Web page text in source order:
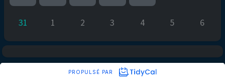
31 1 2 3 4 5 6
PROPULSÉ PAR